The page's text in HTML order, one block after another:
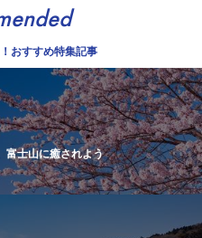
おすすめ特集記事
富士山に癒されよう